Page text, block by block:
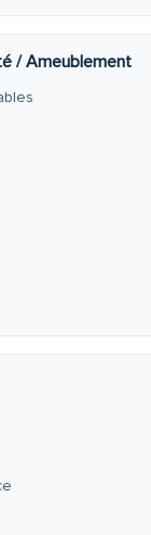
/ Ameublement